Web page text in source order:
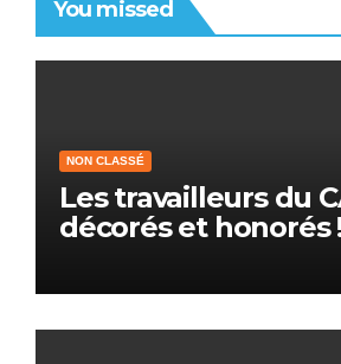
You missed
NON CLASSÉ
Les travailleurs du
décorés et honorés